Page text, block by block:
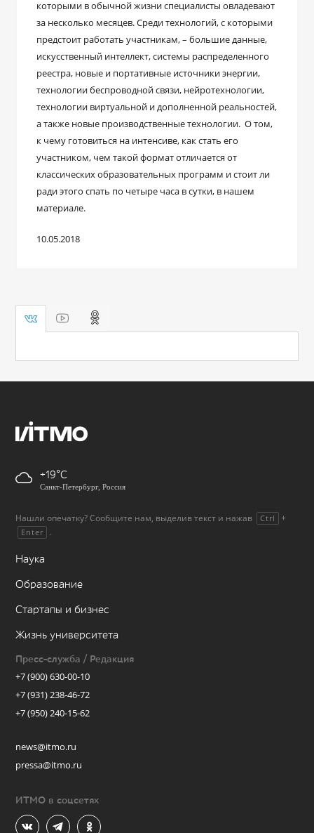
которыми в обычной жизни специалисты овладевают
за несколько месяцев. Среди технологий, с которыми
предстоит работать участникам, – большие данные,
искусственный интеллект, системы распределенного
реестра, новые и портативные источники энергии,
технологии беспроводной связи, нейротехнологии,
технологии виртуальной и дополненной реальностей,
а также новые производственные технологии. О том,
к чему готовиться на интенсиве, как стать его
участником, чем такой формат отличается от
классических образовательных программ и стоит ли
ради этого спать по четыре часа в сутки, в нашем
материале.
10.05.2018
+19
Санкт-Петербург, Россия
Нашли опечатку? Сообщите нам, выделив текст и нажав Ctrl +
Enter .
Наука
Образование
Стартапы и бизнес
Жизнь университета
Пресс-служба / Редакция
+7 (900) 630-00-10
+7 (931) 238-46-72
+7 (950) 240-15-62
news@itmo.ru
pressa@itmo.ru
ИТМО в соцсетях